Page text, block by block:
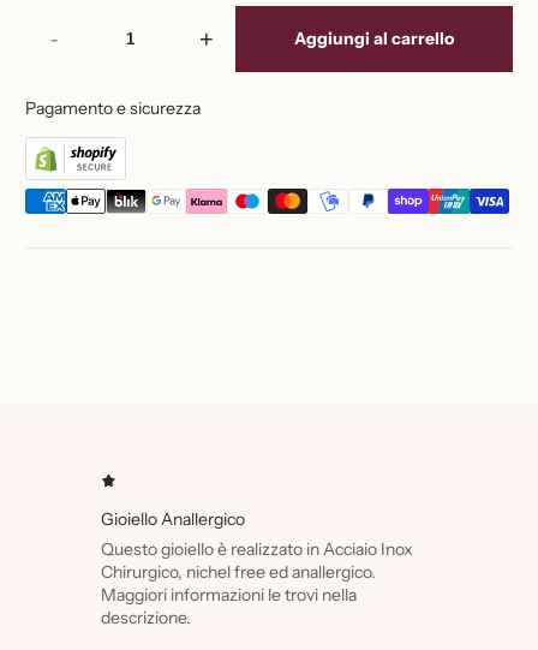
- + Aggiungi al carrello
Pagamento e sicurezza
Gioiello Anallergico
Questo gioiello è realizzato in Acciaio Inox
Chirurgico, nichel free ed anallergico.
Maggiori informazioni le trovi nella
descrizione.